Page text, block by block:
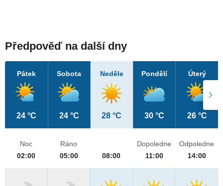
Předpověď na další dny
Pátek
24 °C
Sobota
24 °C
Neděle
28 °C
Pondělí
30 °C
Úterý
26 °C
Noc
02:00
Ráno
05:00
08:00
Dopoledne
11:00
Odpoledne
14:00